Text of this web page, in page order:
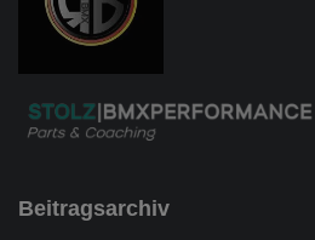
Beitragsarchiv